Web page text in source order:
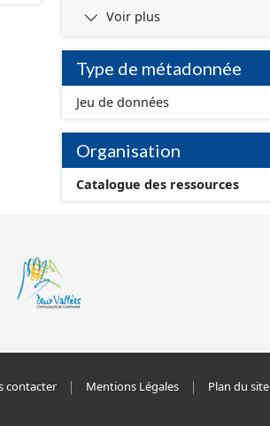
Voir plus
Type de métadonnée
Jeu de données
Organisation
Catalogue des ressources
contacter Mentions Légales Plan du site